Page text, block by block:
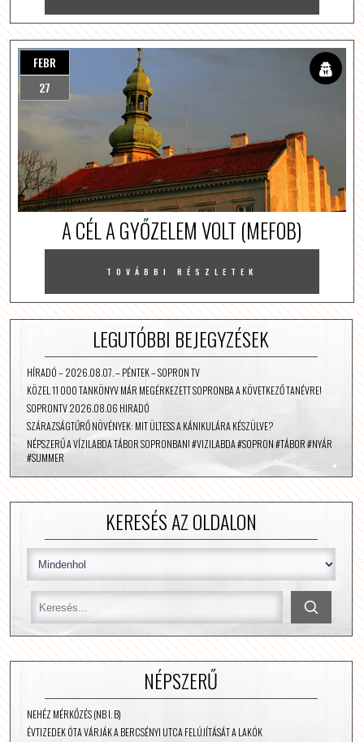
FEBR
27
A CÉL A GYŐZELEM VOLT (MEFOB)
TOVÁBBI RÉSZLETEK
LEGUTÓBBI BEJEGYZÉSEK
HÍRADÓ – 2026.08.07. – PÉNTEK – SOPRON TV
KÖZEL 11 000 TANKÖNYV MÁR MEGÉRKEZETT SOPRONBA A KÖVETKEZŐ TANÉVRE!
SOPRONTV 2026.08.06 HIRADÓ
SZÁRAZSÁGTŰRŐ NÖVÉNYEK: MIT ÜLTESS A KÁNIKULÁRA KÉSZÜLVE?
NÉPSZERŰ A VÍZILABDA TÁBOR SOPRONBAN! #VIZILABDA #SOPRON #TÁBOR #NYÁR
#SUMMER
KERESÉS AZ OLDALON
NÉPSZERŰ
NEHÉZ MÉRKŐZÉS (NB I. B)
ÉVTIZEDEK ÓTA VÁRJÁK A BERCSÉNYI UTCA FELÚJÍTÁSÁT A LAKÓK